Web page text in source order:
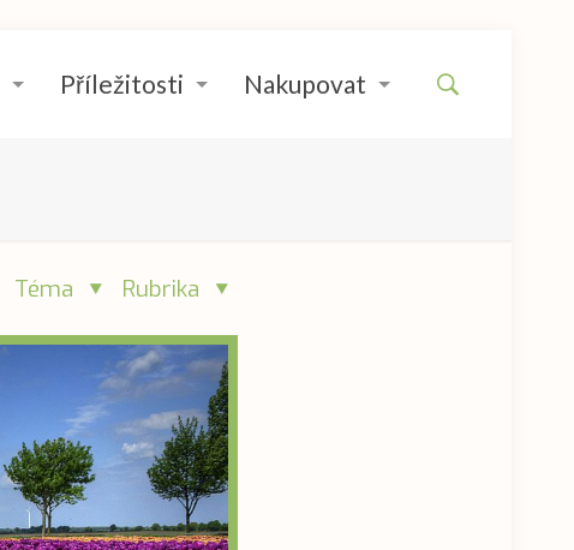
Příležitosti Nakupovat
Rubrika
Téma